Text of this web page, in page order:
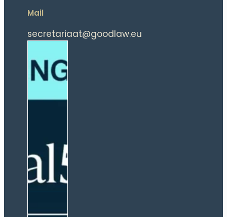
Mail
secretariaat@goodlaw.eu